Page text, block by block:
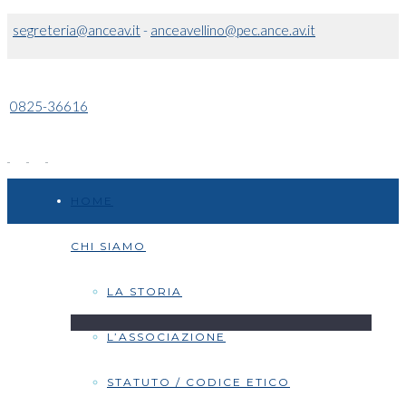
segreteria@anceav.it- anceavellino@pec.ance.av.it
0825-36616
CHI SIAMO
LA STORIA
L’ASSOCIAZIONE
STATUTO / CODICE ETICO